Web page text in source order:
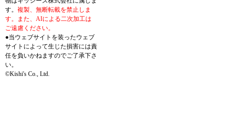
す。 複製、無断転載を禁止しま
す。また、AIによる二次加工は
ご遠慮ください。
●当ウェブサイトを装ったウェブ
サイトによって生じた損害には責
任を負いかねますのでご了承下さ
い。
©Kishi's Co., Ltd.